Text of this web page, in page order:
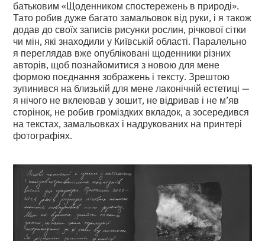
батьковим «Щоденником спостережень в природі».
Тато робив дуже багато замальовок від руки, і я також
додав до своїх записів рисунки рослин, річкової сітки
чи мін, які знаходили у Київській області. Паралельно
я переглядав вже опубліковані щоденники різних
авторів, щоб познайомитися з новою для мене
формою поєднання зображень і тексту. Зрештою
зупинився на близькій для мене лаконічній естетиці —
я нічого не вклеював у зошит, не відривав і не м’яв
сторінок, не робив громіздких вкладок, а зосередився
на текстах, замальовках і надрукованих на принтері
фотографіях.